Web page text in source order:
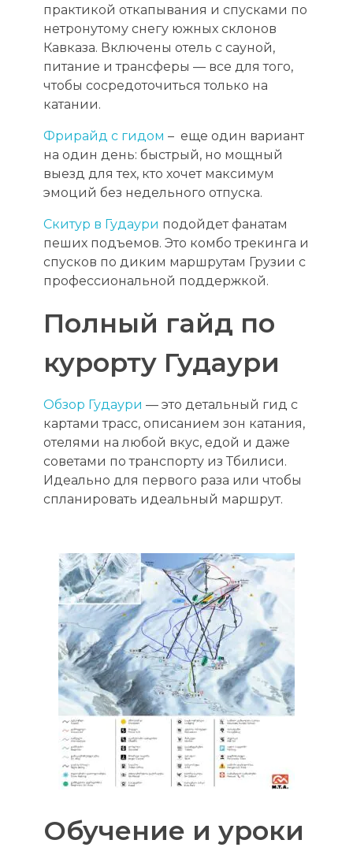
практикой откапывания и спусками по
нетронутому снегу южных склонов
Кавказа. Включены отель с сауной,
питание и трансферы — все для того,
чтобы сосредоточиться только на
катании.
Фрирайд с гидом – еще один вариант
на один день: быстрый, но мощный
выезд для тех, кто хочет максимум
эмоций без недельного отпуска.
Скитур в Гудаури подойдет фанатам
пеших подъемов. Это комбо трекинга и
спусков по диким маршрутам Грузии с
профессиональной поддержкой.
Полный гайд по
курорту Гудаури
Обзор Гудаури — это детальный гид с
картами трасс, описанием зон катания,
отелями на любой вкус, едой и даже
советами по транспорту из Тбилиси.
Идеально для первого раза или чтобы
спланировать идеальный маршрут.
Обучение и уроки